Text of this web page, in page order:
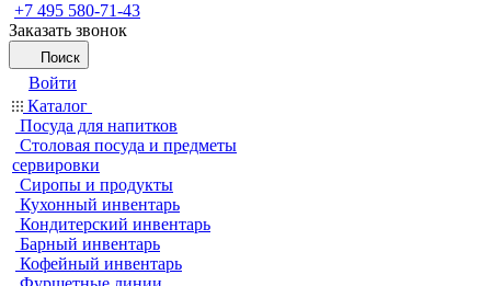
+7 495 580-71-43
Заказать звонок
Поиск
Войти
Каталог
Посуда для напитков
Столовая посуда и предметы
сервировки
Сиропы и продукты
Кухонный инвентарь
Кондитерский инвентарь
Барный инвентарь
Кофейный инвентарь